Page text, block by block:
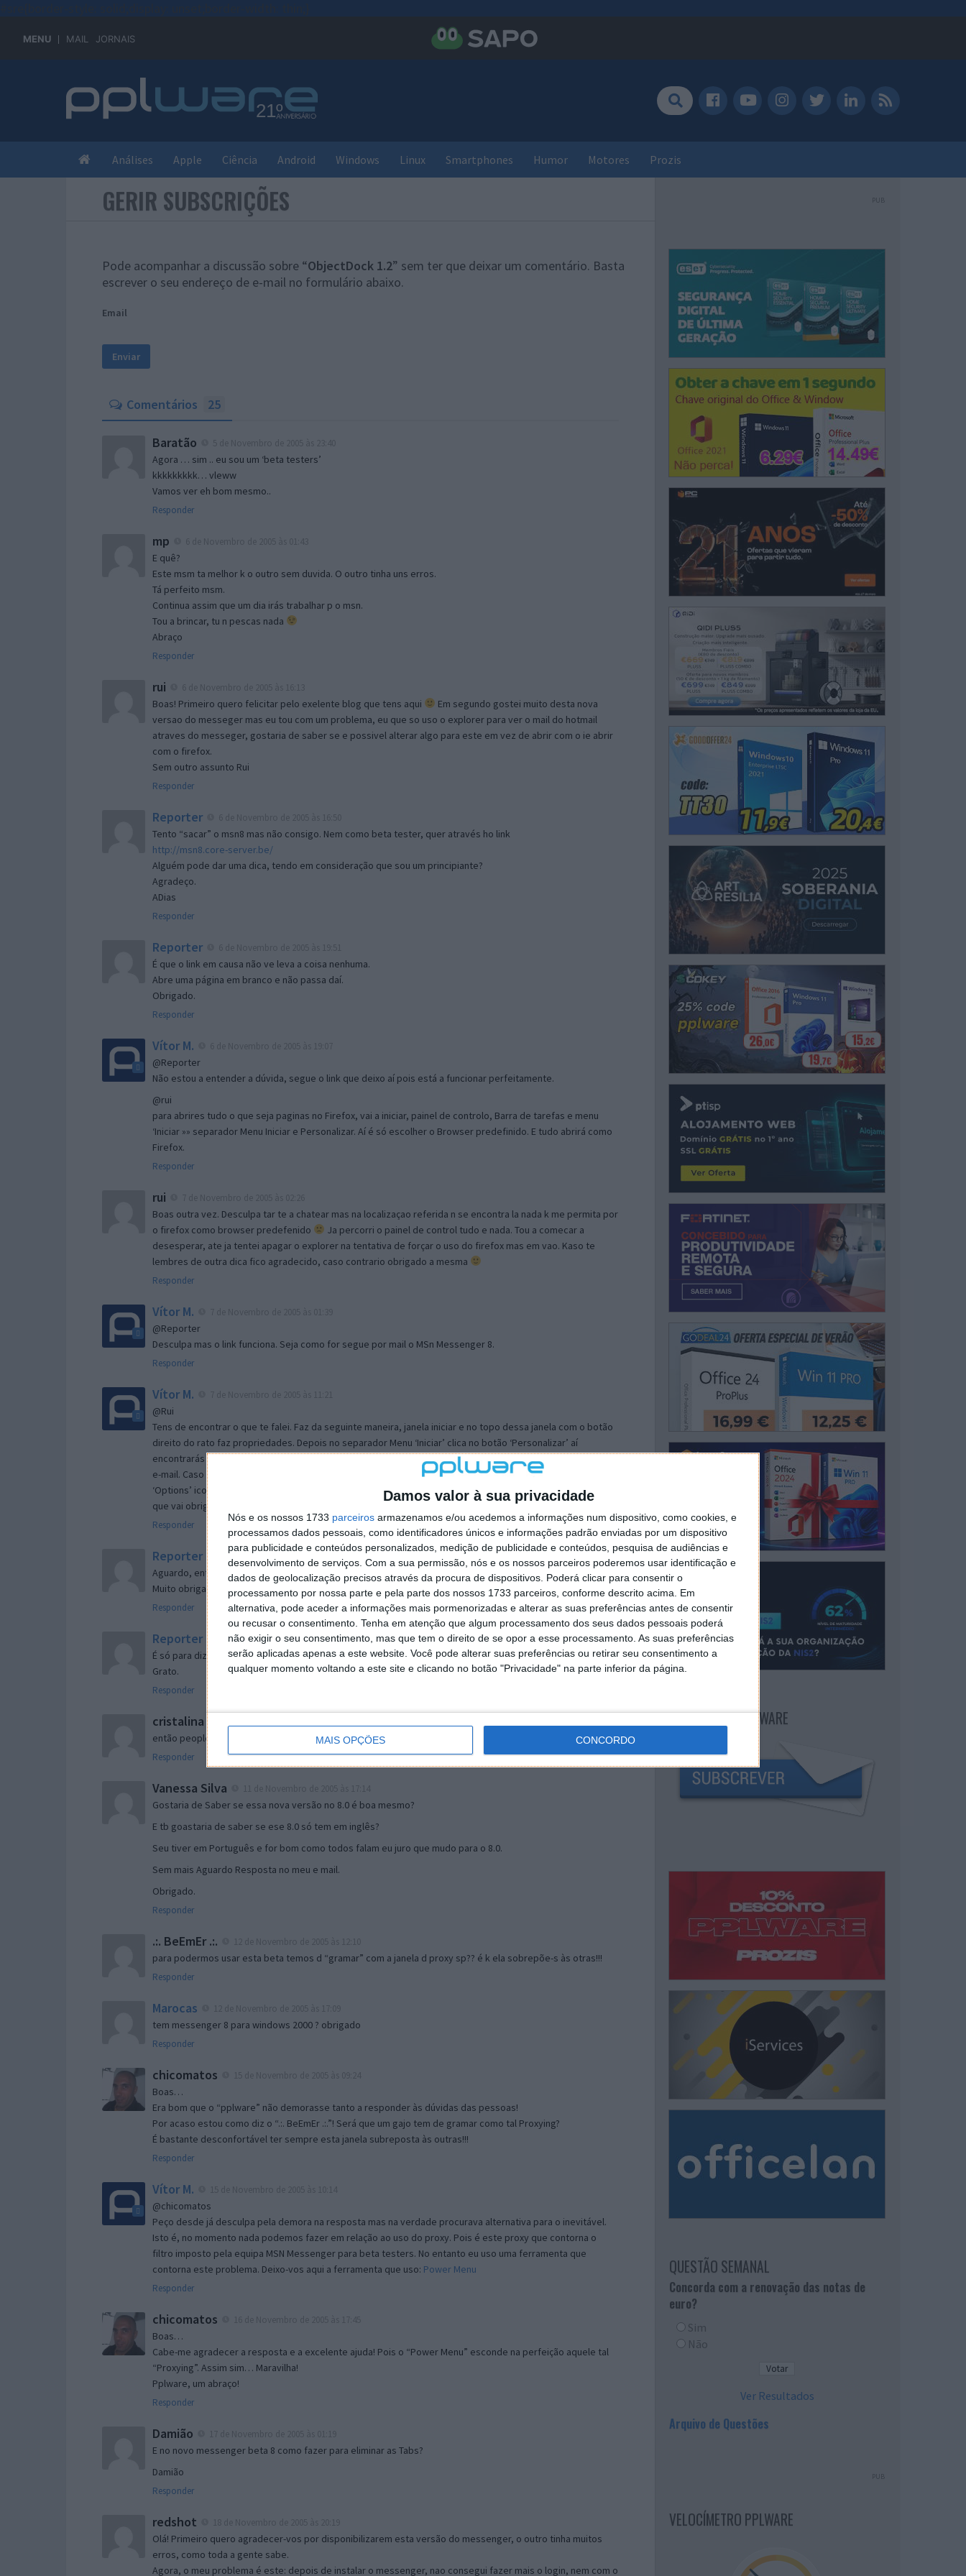
Damos valor à sua privacidade
Nós e os nossos 1733 parceiros armazenamos e/ou acedemos a informações num dispositivo, como cookies, e
processamos dados pessoais, como identificadores únicos e informações padrão enviadas por um dispositivo
para publicidade e conteúdos personalizados, medição de publicidade e conteúdos, pesquisa de audiências e
desenvolvimento de serviços. Com a sua permissão, nós e os nossos parceiros poderemos usar identificação e
dados de geolocalização precisos através da procura de dispositivos. Poderá clicar para consentir o
processamento por nossa parte e pela parte dos nossos 1733 parceiros, conforme descrito acima. Em
alternativa, pode aceder a informações mais pormenorizadas e alterar as suas preferências antes de consentir
ou recusar o consentimento. Tenha em atenção que algum processamento dos seus dados pessoais poderá
não exigir o seu consentimento, mas que tem o direito de se opor a esse processamento. As suas preferências
serão aplicadas apenas a este website. Você pode alterar suas preferências ou retirar seu consentimento a
qualquer momento voltando a este site e clicando no botão "Privacidade" na parte inferior da página.
MAIS OPÇÕES CONCORDO
MENU MAIL JORNAIS
Análises Apple Ciência Android Windows Linux Smartphones Humor Motores Prozis
GERIR SUBSCRIÇÕES
Pode acompanhar a discussão sobre “ObjectDock 1.2” sem ter que deixar um comentário. Basta
escrever o seu endereço de e-mail no formulário abaixo.
Email
Comentários 25
Baratão
Agora … sim .. eu sou um ‘beta testers’
kkkkkkkkk… vleww
Vamos ver eh bom mesmo..
Responder
mp
E quê?
Este msm ta melhor k o outro sem duvida. O outro tinha uns erros.
Tá perfeito msm.
Continua assim que um dia irás trabalhar p o msn.
Tou a brincar, tu n pescas nada
Abraço
Responder
rui
Boas! Primeiro quero felicitar pelo exelente blog que tens aqui
Em segundo gostei muito desta nova
versao do messeger mas eu tou com um problema, eu que so uso o explorer para ver o mail do hotmail
atraves do messeger, gostaria de saber se e possivel alterar algo para este em vez de abrir com o ie abrir
com o firefox.
Sem outro assunto Rui
Responder
Reporter
Tento “sacar” o msn8 mas não consigo. Nem como beta tester, quer através ho link
http://msn8.core-server.be/
Alguém pode dar uma dica, tendo em consideração que sou um principiante?
Agradeço.
ADias
Responder
Reporter
É que o link em causa não ve leva a coisa nenhuma.
Abre uma página em branco e não passa daí.
Obrigado.
Responder
Vítor M.
@Reporter
Não estou a entender a dúvida, segue o link que deixo aí pois está a funcionar perfeitamente.
@rui
para abrires tudo o que seja paginas no Firefox, vai a iniciar, painel de controlo, Barra de tarefas e menu
‘Iniciar »» separador Menu Iniciar e Personalizar. Aí é só escolher o Browser predefinido. E tudo abrirá como
Firefox.
Responder
rui
Boas outra vez. Desculpa tar te a chatear mas na localizaçao referida n se encontra la nada k me permita por
o firefox como browser predefenido
Ja percorri o painel de control tudo e nada. Tou a comecar a
desesperar, ate ja tentei apagar o explorer na tentativa de forçar o uso do firefox mas em vao. Kaso te
lembres de outra dica fico agradecido, caso contrario obrigado a mesma
Responder
Vítor M.
@Reporter
Desculpa mas o link funciona. Seja como for segue por mail o MSn Messenger 8.
Responder
Vítor M.
@Rui
Tens de encontrar o que te falei. Faz da seguinte maneira, janela iniciar e no topo dessa janela com o botão
direito do rato faz propriedades. Depois no separador Menu ‘Iniciar’ clica no botão ‘Personalizar’ aí
encontrarás no separador geral a opção para escolheres o Browser com que queres navegar e o gestor de
e-mail. Caso não consigas chegar lá, vais ao teu Firefox e nas ferramentas ou tools escolhes ‘Opções’ ou
‘Options’ icon geral da então janela aberta e logo perto do fim encontras um local para colocares um visto
que vai obrigar o Firefox a verificar se este é o browser predefinido.
Responder
Reporter 7 de Novembro de 2005 às 12:57
Aguardo, então, o e-mail, Vitor.
Muito obrigado.
Responder
Reporter 7 de Novembro de 2005 às 19:51
É só para dizer que ainda não me chegou mail algum.
Grato.
Responder
cristalina
então people
Responder
Vanessa Silva
Gostaria de Saber se essa nova versão no 8.0 é boa mesmo?
E tb goastaria de saber se ese 8.0 só tem em inglês?
Seu tiver em Português e for bom como todos falam eu juro que mudo para o 8.0.
Sem mais Aguardo Resposta no meu e mail.
Obrigado.
Responder
.:. BeEmEr .:.
para podermos usar esta beta temos d “gramar” com a janela d proxy sp?? é k ela sobrepõe-s às otras!!!
Responder
Marocas
tem messenger 8 para windows 2000 ? obrigado
Responder
chicomatos
Boas…
Era bom que o “pplware” não demorasse tanto a responder às dúvidas das pessoas!
Por acaso estou como diz o “.:. BeEmEr .:.”! Será que um gajo tem de gramar como tal Proxying?
É bastante desconfortável ter sempre esta janela subreposta às outras!!!
Responder
Vítor M.
@chicomatos
Peço desde já desculpa pela demora na resposta mas na verdade procurava alternativa para o inevitável.
Isto é, no momento nada podemos fazer em relação ao uso do proxy. Pois é este proxy que contorna o
filtro imposto pela equipa MSN Messenger para beta testers. No entanto eu uso uma ferramenta que
contorna este problema. Deixo-vos aqui a ferramenta que uso: Power Menu
Responder
chicomatos
Boas…
Cabe-me agradecer a resposta e a excelente ajuda! Pois o “Power Menu” esconde na perfeição aquele tal
“Proxying”. Assim sim… Maravilha!
Pplware, um abraço!
Responder
Damião
E no novo messenger beta 8 como fazer para eliminar as Tabs?
Damião
Responder
redshot
Olá! Primeiro quero agradecer-vos por disponibilizarem esta versão do messenger, o outro tinha muitos
erros, como toda a gente sabe.
Agora, o meu problema é este: depois de instalar o messenger, nao consegui fazer mais o login, nem com o
PUB
NEWSLETTER PPLWARE
QUESTÃO SEMANAL
Concorda com a renovação das notas de
euro?
Sim
Não
Ver Resultados
Arquivo de Questões
PUB
VELOCÍMETRO PPLWARE